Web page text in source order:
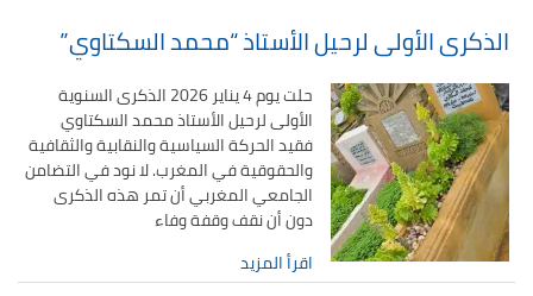
الذكرى الأولى لرحيل الأستاذ “محمد السكتاوي”
حلت يوم 4 يناير 2026 الذكرى السنوية
الأولى لرحيل الأستاذ محمد السكتاوي
فقيد الحركة السياسية والنقابية والثقافية
والحقوقية في المغرب. لا نود في التضامن
الجامعي المغربي أن تمر هذه الذكرى
دون أن نقف وقفة وفاء
اقرأ المزيد